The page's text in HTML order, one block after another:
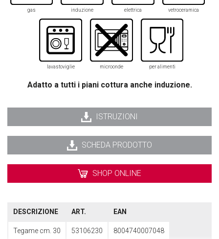
gas induzione elettrica vetroceramica
lavastoviglie microonde per alimenti
Adatto a tutti i piani cottura anche induzione.
ISTRUZIONI
SCHEDA PRODOTTO
SHOP ONLINE
DESCRIZIONE ART. EAN
Tegame cm. 30 53106230 8004740007048